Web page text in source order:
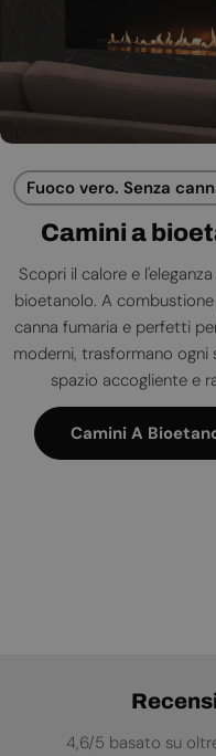
Fuoco vero. Senza
Camini a
Scopri il calore e
bioetanolo. A combustione
canna fumaria e perfetti
moderni, trasformano ogni
spazio accogliente e
Camini A
4,6/5 basato su